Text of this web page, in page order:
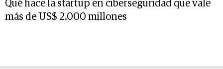
Qué hace la startup en ciberseguridad que vale
más de US$ 2.000 millones